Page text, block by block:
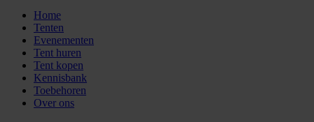
Home
Tenten
Evenementen
Tent huren
Tent kopen
Kennisbank
Toebehoren
Over ons